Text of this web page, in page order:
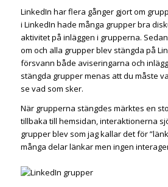
LinkedIn har flera gånger gjort om
i LinkedIn hade många grupper bra
aktivitet på inläggen i grupperna.
om och alla grupper blev stängda på
försvann både aviseringarna och
stängda grupper menas att du måste
se vad som sker.
När grupperna stängdes märktes en
tillbaka till hemsidan, interaktionerna
grupper blev som jag kallar det för
många delar länkar men ingen